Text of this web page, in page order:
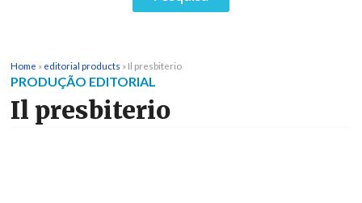
Home » editorial products » Il presbiterio
PRODUÇÃO EDITORIAL
Il presbiterio